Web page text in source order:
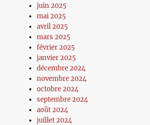
juin 2025
mai 2025
avril 2025
mars 2025
février 2025
janvier 2025
décembre 2024
novembre 2024
octobre 2024
septembre 2024
août 2024
juillet 2024